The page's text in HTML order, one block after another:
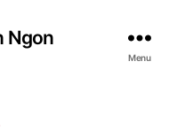
Ngon
Menu